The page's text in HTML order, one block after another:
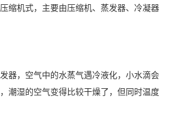
机式，主要由压缩机、蒸发器、冷凝器
，空气中的水蒸气遇冷液化，小水滴会
潮湿的空气变得比较干燥了，但同时温度